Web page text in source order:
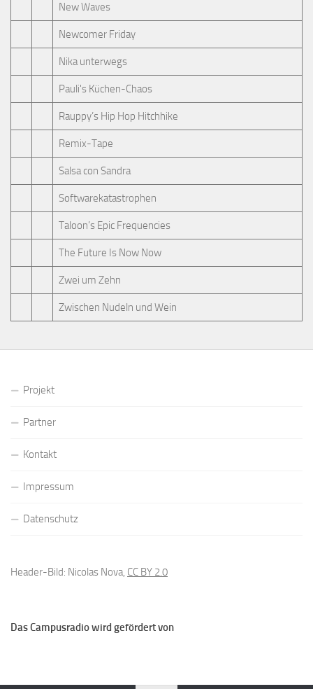
New Waves
Newcomer Friday
Nika unterwegs
Pauli's Küchen-Chaos
Rauppy’s Hip Hop Hitchhike
Remix-Tape
Salsa con Sandra
Softwarekatastrophen
Taloon’s Epic Frequencies
The Future Is Now Now
Zwei um Zehn
Zwischen Nudeln und Wein
Projekt
Partner
Kontakt
Impressum
Datenschutz
Header-Bild: Nicolas Nova, CC BY 2.0
Das Campusradio wird gefördert von